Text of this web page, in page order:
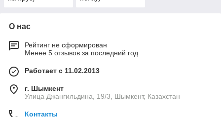
О нас
Рейтинг не сформирован
Менее 5 отзывов за последний год
Работает с 11.02.2013
г. Шымкент
Улица Джангильдина, 19/3, Шымкент, Казахстан
Контакты